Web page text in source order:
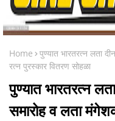
Home
पुण्यात भारतरत्न लता
रत्न पुरस्कार वितरण सोहळा
पुण्यात भारतरत्न
समारोह व लता